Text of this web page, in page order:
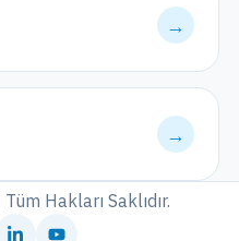
→
→
Hakları Saklıdır.